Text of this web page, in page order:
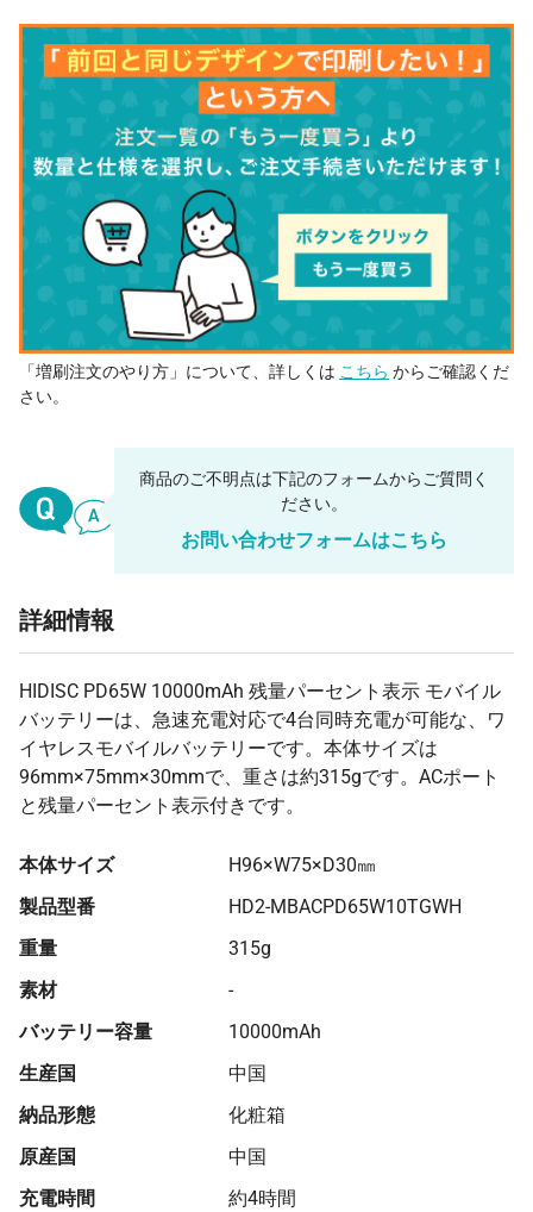
42 個 ¥10,642 ¥0 ¥446,985
43 個 ¥10,593 ¥0 ¥455,499
44 個 ¥10,543 ¥0 ¥463,914
45 個 ¥10,492 ¥0 ¥472,180
46 個 ¥10,442 ¥480,345
47 個 ¥10,392 ¥0 ¥488,461
48 個 ¥10,343 ¥0 ¥496,478
49 個 ¥10,293 ¥0 ¥504,396
¥9,121 ¥0 ¥4,551,478
1000 個
¥8,506 ¥0 ¥17,012,600
「増刷注文のやり方」について、詳しくは こちら からご確認くだ
さい。
商品のご不明点は下記のフォームからご質問く
ださい。
お問い合わせフォームはこちら
詳細情報
HIDISC PD65W 10000mAh 残量パーセント表示 モバイル
バッテリーは、急速充電対応で4台同時充電が可能な、ワ
イヤレスモバイルバッテリーです。本体サイズは
96mm×75mm×30mmで、重さは約315gです。ACポート
と残量パーセント表示付きです。
本体サイズ
H96×W75×D30㎜
製品型番
HD2-MBACPD65W10TGWH
重量
315g
素材
-
バッテリー容量
10000mAh
生産国
中国
納品形態
化粧箱
原産国
中国
充電時間
約4時間